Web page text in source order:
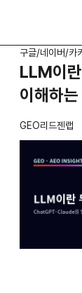
구글/네이버/카
LLM이
이해하
GEO리드젠랩